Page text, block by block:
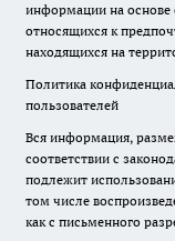
информации на основе
относящихся к
находящихся на
Политика
пользователей
Вся информация,
соответствии с
подлежит
том числе
как с письменного